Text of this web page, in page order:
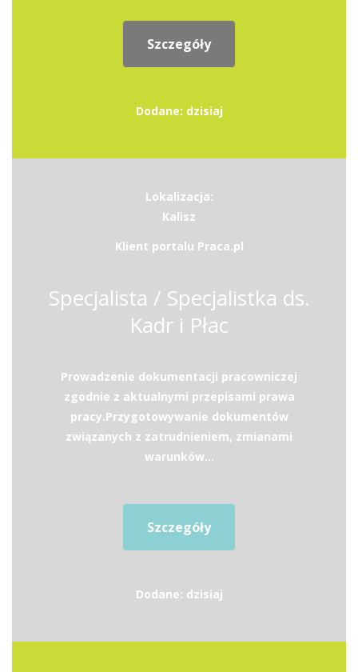
Szczegóły
Dodane: dzisiaj
Lokalizacja:
Kalisz
Klient portalu Praca.pl
Specjalista / Specjalistka ds.
Kadr i Płac
Prowadzenie dokumentacji pracowniczej
zgodnie z aktualnymi przepisami prawa
pracy.Przygotowywanie dokumentów
związanych z zatrudnieniem, zmianami
warunków...
Szczegóły
Dodane: dzisiaj